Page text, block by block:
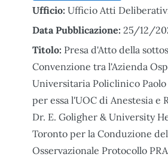
Ufficio: Ufficio Atti
Data Pubblicazione: 25/12/
Titolo: Presa d'Atto della
Convenzione tra l'Azienda
Universitaria Policlinico Paolo
per essa l'UOC di Anestesia e
Dr. E. Goligher & University
Toronto per la Conduzione
Osservazionale Protocollo